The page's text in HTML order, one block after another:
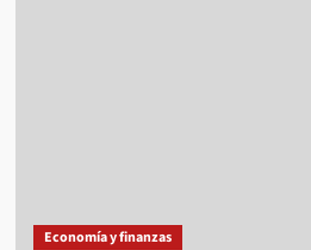
Economía y finanzas